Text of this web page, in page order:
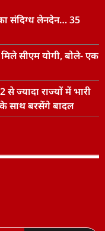
संदिग्ध लेनदेन… 35
सीएम योगी, बोले- एक
ज्यादा राज्यों में भारी
साथ बरसेंगे बादल